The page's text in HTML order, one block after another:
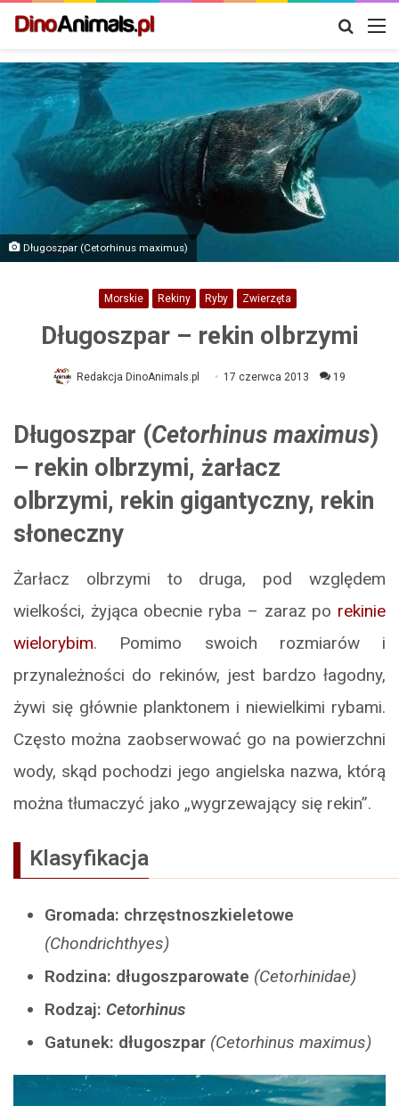
Szukaj
Długoszpar (Cetorhinus maximus)
Morskie Rekiny Ryby Zwierzęta
Długoszpar – rekin olbrzymi
Redakcja DinoAnimals.pl 17 czerwca 2013 19
Długoszpar (Cetorhinus maximus)
– rekin olbrzymi, żarłacz
olbrzymi, rekin gigantyczny, rekin
słoneczny
Żarłacz olbrzymi to druga, pod względem
wielkości, żyjąca obecnie ryba – zaraz po rekinie
wielorybim. Pomimo swoich rozmiarów i
przynależności do rekinów, jest bardzo łagodny,
żywi się głównie planktonem i niewielkimi rybami.
Często można zaobserwować go na powierzchni
wody, skąd pochodzi jego angielska nazwa, którą
można tłumaczyć jako „wygrzewający się rekin”.
Klasyfikacja
Gromada: chrzęstnoszkieletowe
(Chondrichthyes)
Rodzina: długoszparowate (Cetorhinidae)
Rodzaj: Cetorhinus
Gatunek: długoszpar (Cetorhinus maximus)